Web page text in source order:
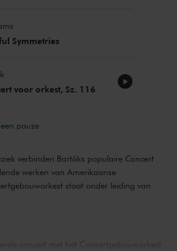
Symmetries
voor orkest, Sz. 116
pauze
verbinden Bartóks populaire Concert
werken van Amerikaanse
staat onder leiding van
concert met het Concertgebouworkest